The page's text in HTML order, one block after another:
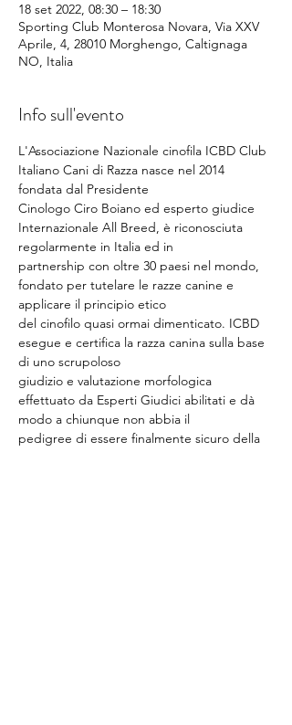
18 set 2022, 08:30 – 18:30
Sporting Club Monterosa Novara, Via XXV
Aprile, 4, 28010 Morghengo, Caltignaga
NO, Italia
Info sull'evento
L'Associazione Nazionale cinofila ICBD Club
Italiano Cani di Razza nasce nel 2014
fondata dal Presidente
Cinologo Ciro Boiano ed esperto giudice
Internazionale All Breed, è riconosciuta
regolarmente in Italia ed in
partnership con oltre 30 paesi nel mondo,
fondato per tutelare le razze canine e
applicare il principio etico
del cinofilo quasi ormai dimenticato. ICBD
esegue e certifica la razza canina sulla base
di uno scrupoloso
giudizio e valutazione morfologica
effettuato da Esperti Giudici abilitati e dà
modo a chiunque non abbia il
pedigree di essere finalmente sicuro della